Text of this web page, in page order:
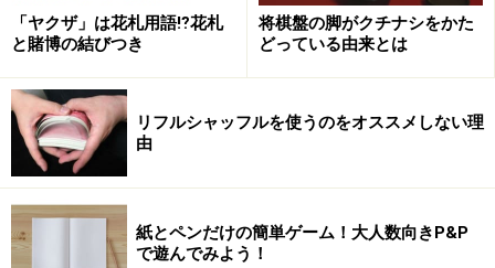
「ヤクザ」は花札用語⁉花札
と賭博の結びつき
将棋盤の脚がクチナシをかた
どっている由来とは
リフルシャッフルを使うのをオススメしない理
由
紙とペンだけの簡単ゲーム！大人数向きP&P
で遊んでみよう！